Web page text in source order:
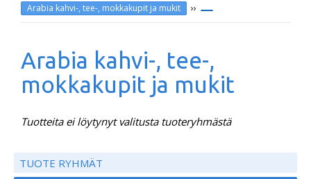
Arabia kahvi-, tee-, mokkakupit ja mukit ››
Arabia kahvi-, tee-,
mokkakupit ja mukit
Tuotteita ei löytynyt valitusta tuoteryhmästä
TUOTE RYHMÄT